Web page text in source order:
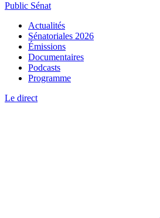
Public Sénat
Actualités
Sénatoriales 2026
Émissions
Documentaires
Podcasts
Programme
Le direct